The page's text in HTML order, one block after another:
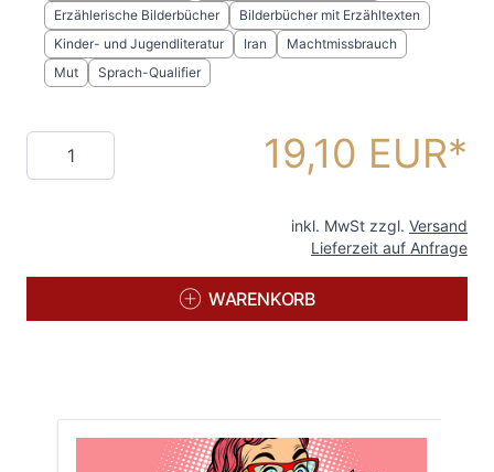
Erzählerische Bilderbücher
Bilderbücher mit Erzähltexten
Kinder- und Jugendliteratur
Iran
Machtmissbrauch
Mut
Sprach-Qualifier
Menge 19,10 EUR
inkl. MwSt zzgl. Versand
Lieferzeit auf Anfrage
WARENKORB